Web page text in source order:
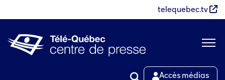
au
principal
telequebec.tv
Accès médias